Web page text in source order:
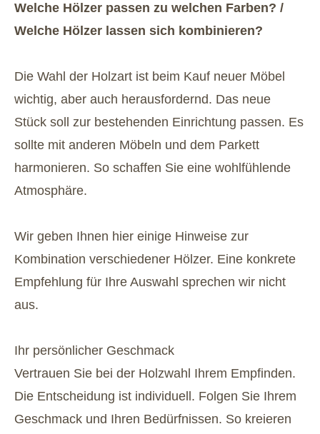
Welche Hölzer passen zu welchen Farben? /
Welche Hölzer lassen sich kombinieren?
Die Wahl der Holzart ist beim Kauf neuer Möbel
wichtig, aber auch herausfordernd. Das neue
Stück soll zur bestehenden Einrichtung passen. Es
sollte mit anderen Möbeln und dem Parkett
harmonieren. So schaffen Sie eine wohlfühlende
Atmosphäre.
Wir geben Ihnen hier einige Hinweise zur
Kombination verschiedener Hölzer. Eine konkrete
Empfehlung für Ihre Auswahl sprechen wir nicht
aus.
Ihr persönlicher Geschmack
Vertrauen Sie bei der Holzwahl Ihrem Empfinden.
Die Entscheidung ist individuell. Folgen Sie Ihrem
Geschmack und Ihren Bedürfnissen. So kreieren